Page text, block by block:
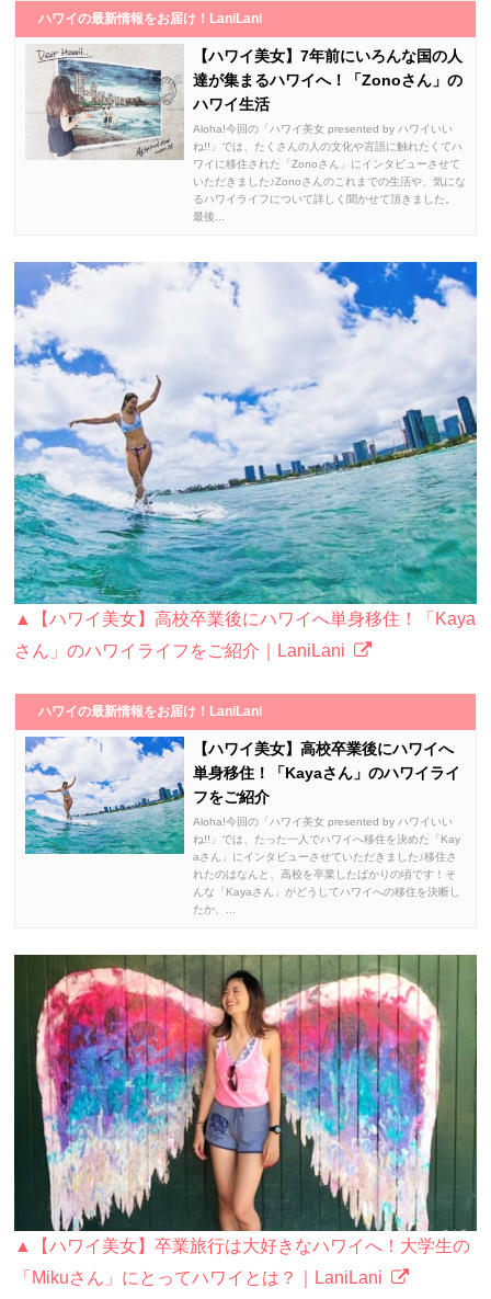
ハワイの最新情報をお届け！LaniLani
【ハワイ美女】7年前にいろんな国の人
達が集まるハワイへ！「Zonoさん」の
ハワイ生活
Aloha!今回の「ハワイ美女 presented by ハワイいい
ね!!」では、たくさんの人の文化や言語に触れたくてハ
ワイに移住された「Zonoさん」にインタビューさせて
いただきました♪Zonoさんのこれまでの生活や、気にな
るハワイライフについて詳しく聞かせて頂きました。
最後...
▲【ハワイ美女】高校卒業後にハワイへ単身移住！「Kaya
さん」のハワイライフをご紹介｜LaniLani
ハワイの最新情報をお届け！LaniLani
【ハワイ美女】高校卒業後にハワイへ
単身移住！「Kayaさん」のハワイライ
フをご紹介
Aloha!今回の「ハワイ美女 presented by ハワイいい
ね!!」では、たった一人でハワイへ移住を決めた「Kay
aさん」にインタビューさせていただきました♪移住さ
れたのはなんと、高校を卒業したばかりの頃です！そ
んな「Kayaさん」がどうしてハワイへの移住を決断し
たか、...
▲【ハワイ美女】卒業旅行は大好きなハワイへ！大学生の
「Mikuさん」にとってハワイとは？｜LaniLani